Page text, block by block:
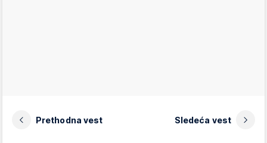
Prethodna vest Sledeća vest